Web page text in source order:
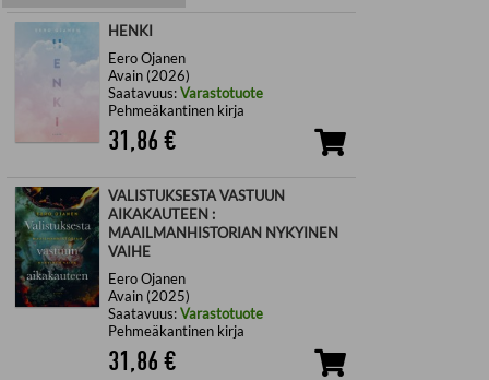
HENKI
Eero Ojanen
Avain (2026)
Saatavuus:Varastotuote
Pehmeäkantinen kirja
31,86 €
VALISTUKSESTA VASTUUN
AIKAKAUTEEN :
MAAILMANHISTORIAN NYKYINEN
VAIHE
Eero Ojanen
Avain (2025)
Saatavuus:Varastotuote
Pehmeäkantinen kirja
31,86 €